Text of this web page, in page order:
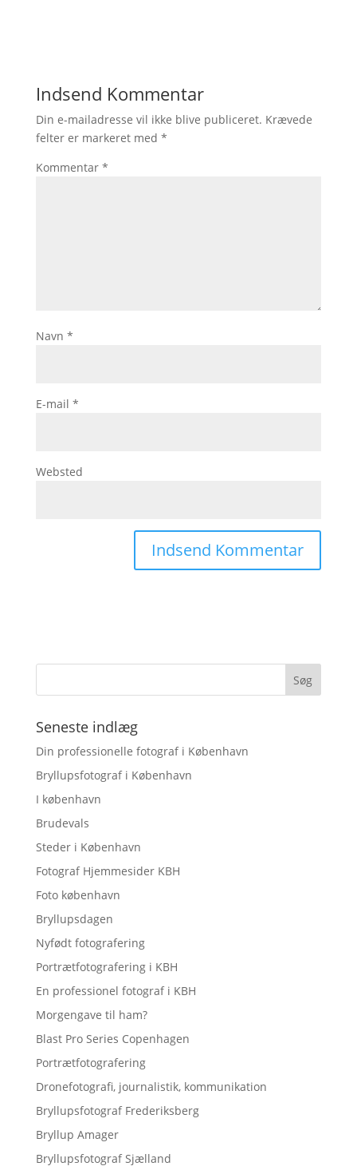
Indsend Kommentar
Din e-mailadresse vil ikke blive publiceret. Krævede
felter er markeret med *
Kommentar *
Navn *
E-mail *
Websted
Seneste indlæg
Din professionelle fotograf i København
Bryllupsfotograf i København
I københavn
Brudevals
Steder i København
Fotograf Hjemmesider KBH
Foto københavn
Bryllupsdagen
Nyfødt fotografering
Portrætfotografering i KBH
En professionel fotograf i KBH
Morgengave til ham?
Blast Pro Series Copenhagen
Portrætfotografering
Dronefotografi, journalistik, kommunikation
Bryllupsfotograf Frederiksberg
Bryllup Amager
Bryllupsfotograf Sjælland